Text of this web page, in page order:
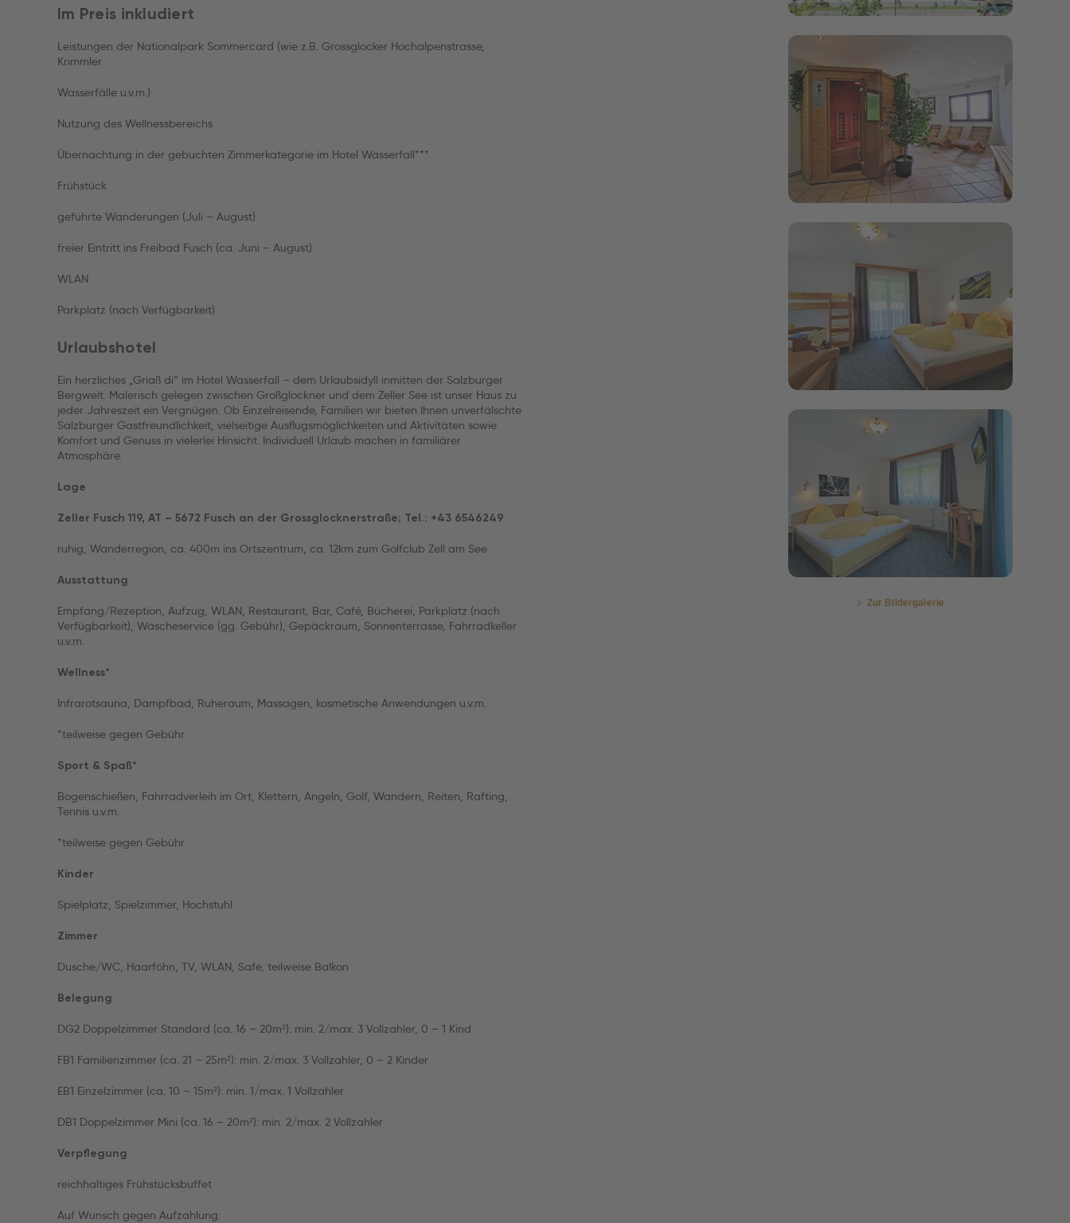
Im Preis inkludiert
Leistungen der Nationalpark Sommercard (wie z.B. Grossglocker Hochalpenstrasse,
Krimmler
Wasserfälle u.v.m.)
Nutzung des Wellnessbereichs
Übernachtung in der gebuchten Zimmerkategorie im Hotel Wasserfall***
Frühstück
geführte Wanderungen (Juli – August)
freier Eintritt ins Freibad Fusch (ca. Juni – August)
WLAN
Parkplatz (nach Verfügbarkeit)
Urlaubshotel
Ein herzliches „Griaß di“ im Hotel Wasserfall – dem Urlaubsidyll inmitten der Salzburger
Bergwelt. Malerisch gelegen zwischen Großglockner und dem Zeller See ist unser Haus zu
jeder Jahreszeit ein Vergnügen. Ob Einzelreisende, Familien wir bieten Ihnen unverfälschte
Salzburger Gastfreundlichkeit, vielseitige Ausflugsmöglichkeiten und Aktivitäten sowie
Komfort und Genuss in vielerlei Hinsicht. Individuell Urlaub machen in familiärer
Atmosphäre.
Lage
Zeller Fusch 119, AT – 5672 Fusch an der Grossglocknerstraße; Tel.: +43 6546249
ruhig, Wanderregion, ca. 400m ins Ortszentrum, ca. 12km zum Golfclub Zell am See
Ausstattung
Empfang/Rezeption, Aufzug, WLAN, Restaurant, Bar, Café, Bücherei, Parkplatz (nach
Verfügbarkeit), Wäscheservice (gg. Gebühr), Gepäckraum, Sonnenterrasse, Fahrradkeller
u.v.m.
Wellness*
Infrarotsauna, Dampfbad, Ruheraum, Massagen, kosmetische Anwendungen u.v.m.
*teilweise gegen Gebühr
Sport & Spaß*
Bogenschießen, Fahrradverleih im Ort, Klettern, Angeln, Golf, Wandern, Reiten, Rafting,
Tennis u.v.m.
*teilweise gegen Gebühr
Kinder
Spielplatz, Spielzimmer, Hochstuhl
Zimmer
Dusche/WC, Haarföhn, TV, WLAN, Safe, teilweise Balkon
Belegung
DG2 Doppelzimmer Standard (ca. 16 – 20m²): min. 2/max. 3 Vollzahler, 0 – 1 Kind
FB1 Familienzimmer (ca. 21 – 25m²): min. 2/max. 3 Vollzahler, 0 – 2 Kinder
EB1 Einzelzimmer (ca. 10 – 15m²): min. 1/max. 1 Vollzahler
DB1 Doppelzimmer Mini (ca. 16 – 20m²): min. 2/max. 2 Vollzahler
Verpflegung
reichhaltiges Frühstücksbuffet
Auf Wunsch gegen Aufzahlung:
Bildergalerie öffnen
Bildergalerie öffnen
Bildergalerie öffnen
Zur Bildergalerie